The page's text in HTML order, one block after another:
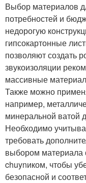
Выбор материалов
потребностей и
недорогую
гипсокартонные
позволяют создать
звукоизоляции
массивные
Также можно
например,
минеральной ватой
Необходимо
требовать
выбором материала
chuynиком, чтобы
безопасной и